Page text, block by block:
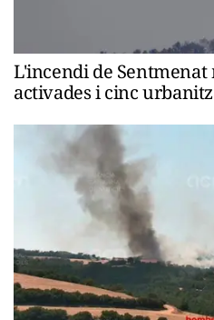
L'incendi de Sentmenat
activades i cinc